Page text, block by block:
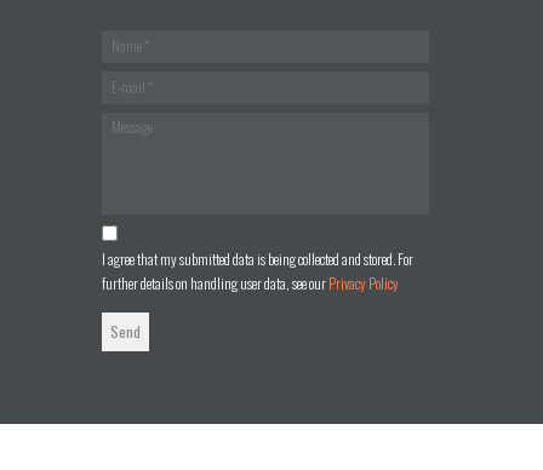
I agree that my submitted data is being collected and stored. For
further details on handling user data, see ourPrivacy Policy
Send